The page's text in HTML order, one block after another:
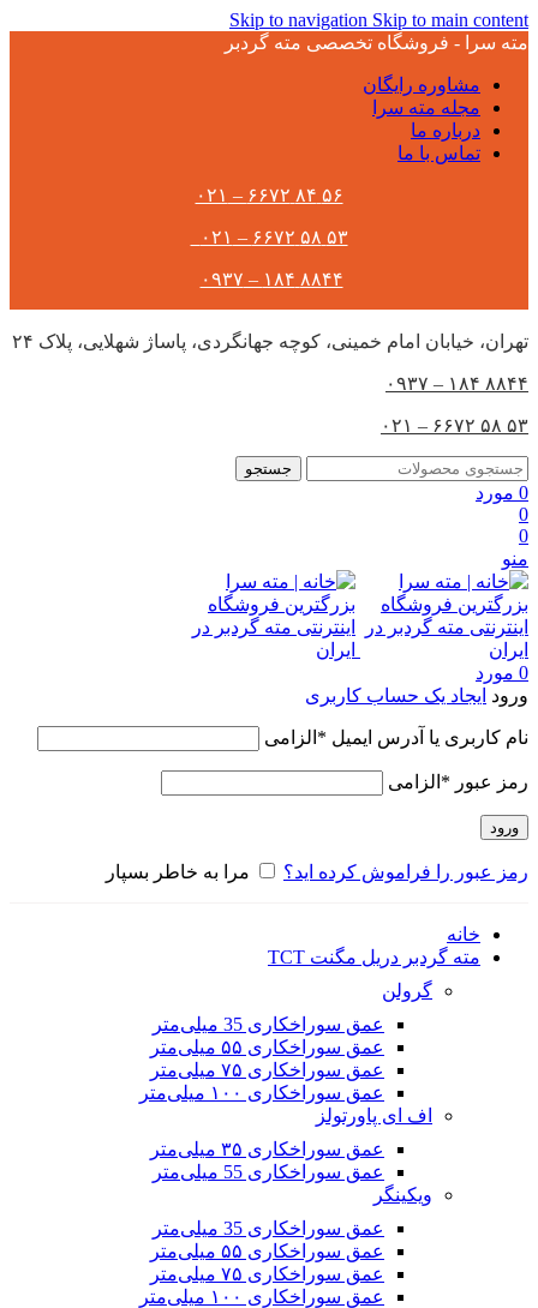
Skip to navigation Skip to main content
مته سرا - فروشگاه تخصصی مته گردبر
مشاوره رایگان
مجله مته سرا
درباره ما
تماس با ما
۵۶ ۸۴ ۶۶۷۲ – ۰۲۱
۵۳ ۵۸ ۶۶۷۲ – ۰۲۱
۸۸۴۴ ۱۸۴ – ۰۹۳۷
تهران،‌ خیابان امام خمینی، کوچه جهانگردی، پاساژ شهلایی، پلاک ۲۴
۸۸۴۴ ۱۸۴ – ۰۹۳۷
۵۳ ۵۸ ۶۶۷۲ – ۰۲۱
جستجو
0 مورد
0
0
منو
0 مورد
ورود ایجاد یک حساب کاربری
نام کاربری یا آدرس ایمیل * الزامی
رمز عبور * الزامی
ورود
رمز عبور را فراموش کرده اید؟ مرا به خاطر بسپار
خانه
مته گردبر دریل مگنت TCT
گرولن
عمق سوراخکاری 35 میلی‌متر
عمق سوراخکاری ۵۵ میلی‌متر
عمق سوراخکاری ۷۵ میلی‌متر
عمق سوراخکاری ۱۰۰ میلی‌متر
اف ای پاورتولز
عمق سوراخکاری ۳۵ میلی‌متر
عمق سوراخکاری 55 میلی‌متر
ویکینگر
عمق سوراخکاری 35 میلی‌متر
عمق سوراخکاری ۵۵ میلی‌متر
عمق سوراخکاری ۷۵ میلی‌متر
عمق سوراخکاری ۱۰۰ میلی‌متر